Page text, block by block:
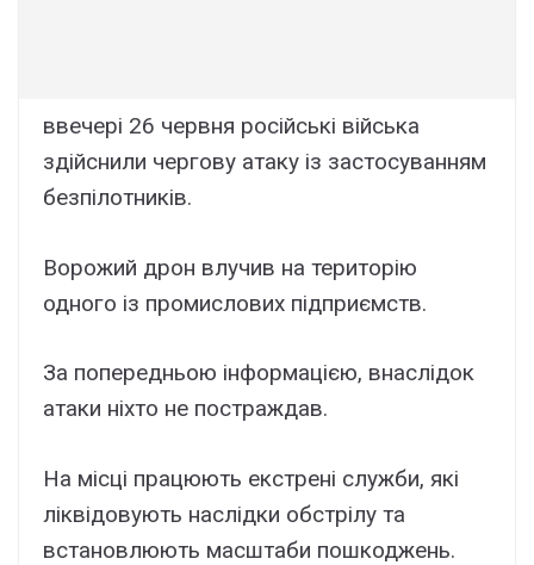
ввечері 26 червня російські війська
здійснили чергову атаку із застосуванням
безпілотників.
Ворожий дрон влучив на територію
одного із промислових підприємств.
За попередньою інформацією, внаслідок
атаки ніхто не постраждав.
На місці працюють екстрені служби, які
ліквідовують наслідки обстрілу та
встановлюють масштаби пошкоджень.